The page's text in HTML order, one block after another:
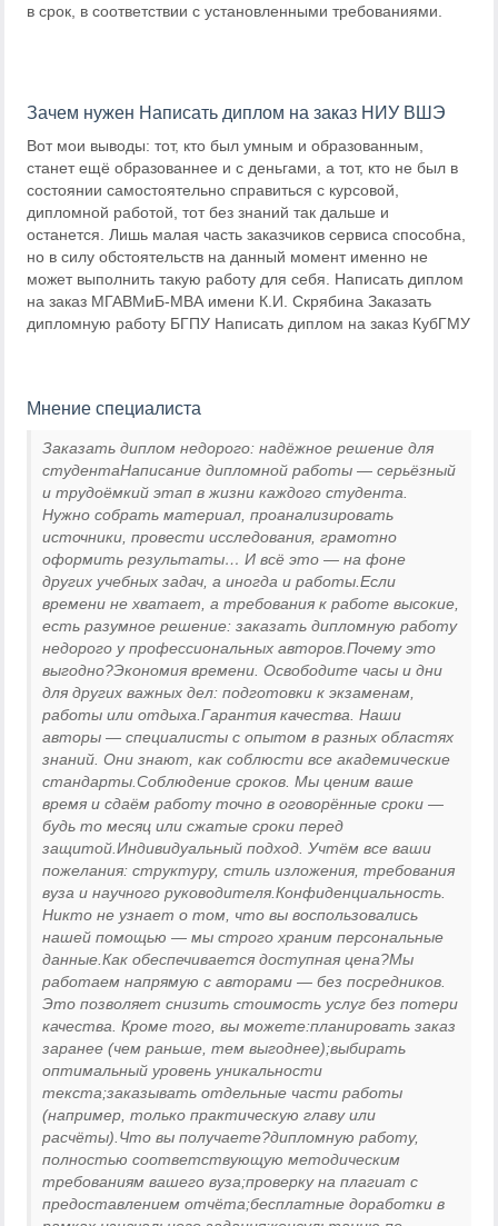
в срок, в соответствии с установленными требованиями.
Зачем нужен Написать диплом на заказ НИУ ВШЭ
Вот мои выводы: тот, кто был умным и образованным,
станет ещё образованнее и с деньгами, а тот, кто не был в
состоянии самостоятельно справиться с курсовой,
дипломной работой, тот без знаний так дальше и
останется. Лишь малая часть заказчиков сервиса способна,
но в силу обстоятельств на данный момент именно не
может выполнить такую работу для себя. Написать диплом
на заказ МГАВМиБ-МВА имени К.И. Скрябина Заказать
дипломную работу БГПУ Написать диплом на заказ КубГМУ
Мнение специалиста
Заказать диплом недорого: надёжное решение для
студентаНаписание дипломной работы — серьёзный
и трудоёмкий этап в жизни каждого студента.
Нужно собрать материал, проанализировать
источники, провести исследования, грамотно
оформить результаты… И всё это — на фоне
других учебных задач, а иногда и работы.Если
времени не хватает, а требования к работе высокие,
есть разумное решение: заказать дипломную работу
недорого у профессиональных авторов.Почему это
выгодно?Экономия времени. Освободите часы и дни
для других важных дел: подготовки к экзаменам,
работы или отдыха.Гарантия качества. Наши
авторы — специалисты с опытом в разных областях
знаний. Они знают, как соблюсти все академические
стандарты.Соблюдение сроков. Мы ценим ваше
время и сдаём работу точно в оговорённые сроки —
будь то месяц или сжатые сроки перед
защитой.Индивидуальный подход. Учтём все ваши
пожелания: структуру, стиль изложения, требования
вуза и научного руководителя.Конфиденциальность.
Никто не узнает о том, что вы воспользовались
нашей помощью — мы строго храним персональные
данные.Как обеспечивается доступная цена?Мы
работаем напрямую с авторами — без посредников.
Это позволяет снизить стоимость услуг без потери
качества. Кроме того, вы можете:планировать заказ
заранее (чем раньше, тем выгоднее);выбирать
оптимальный уровень уникальности
текста;заказывать отдельные части работы
(например, только практическую главу или
расчёты).Что вы получаете?дипломную работу,
полностью соответствующую методическим
требованиям вашего вуза;проверку на плагиат с
предоставлением отчёта;бесплатные доработки в